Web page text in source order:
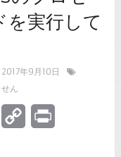
を実行して
2017年9月10日
ん
Facebook
Copy